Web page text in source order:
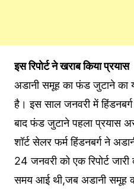
इस रिपोर्ट ने खराब किया प्रयास
अडानी समूह का फंड जुटाने का
है। इस साल जनवरी में हिंडनबर्ग
बाद फंड जुटाने पहला प्रयास
शॉर्ट सेलर फर्म हिंडनबर्ग ने
24 जनवरी को एक रिपोर्ट जारी
समय आई थी,जब अडानी समूह